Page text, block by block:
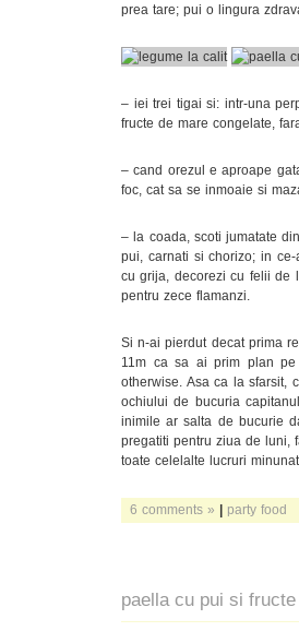
prea tare; pui o lingura
– iei trei tigai si: intr-una
fructe de mare congelate,
– cand orezul e aproape
foc, cat sa se inmoaie si
– la coada, scoti jumatate
pui, carnati si chorizo; in
cu grija, decorezi cu felii de
pentru zece flamanzi.
Si n-ai pierdut decat prima
11m ca sa ai prim plan pe
otherwise. Asa ca la sfarsit,
ochiului de bucuria
inimile ar salta de bucurie
pregatiti pentru ziua de luni,
toate celelalte lucruri
6 comments » | party food
paella cu pui si